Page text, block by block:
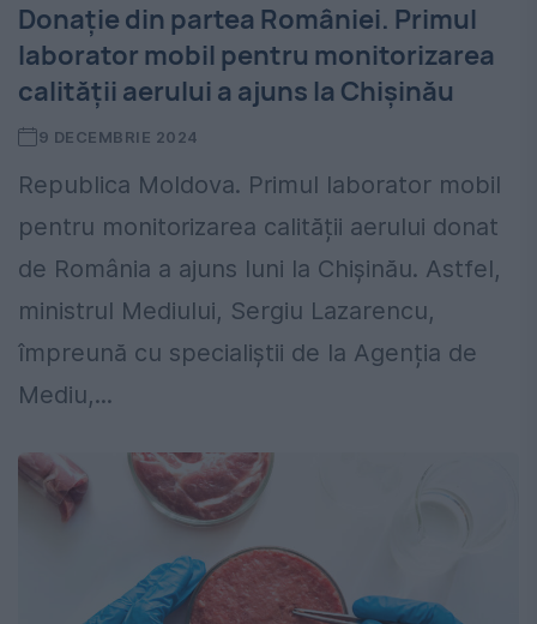
Donație din partea României. Primul
laborator mobil pentru monitorizarea
calității aerului a ajuns la Chișinău
9 DECEMBRIE 2024
Republica Moldova. Primul laborator mobil
pentru monitorizarea calității aerului donat
de România a ajuns luni la Chișinău. Astfel,
ministrul Mediului, Sergiu Lazarencu,
împreună cu specialiștii de la Agenția de
Mediu,...